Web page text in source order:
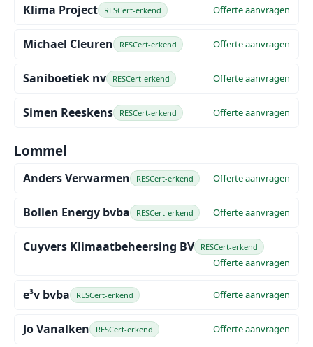
Klima Project RESCert-erkend Offerte aanvragen
Michael Cleuren RESCert-erkend Offerte aanvragen
Saniboetiek nv RESCert-erkend Offerte aanvragen
Simen Reeskens RESCert-erkend Offerte aanvragen
Lommel
Anders Verwarmen RESCert-erkend Offerte aanvragen
Bollen Energy bvba RESCert-erkend Offerte aanvragen
Cuyvers Klimaatbeheersing BV RESCert-erkend
Offerte aanvragen
e³v bvba RESCert-erkend Offerte aanvragen
Jo Vanalken RESCert-erkend Offerte aanvragen